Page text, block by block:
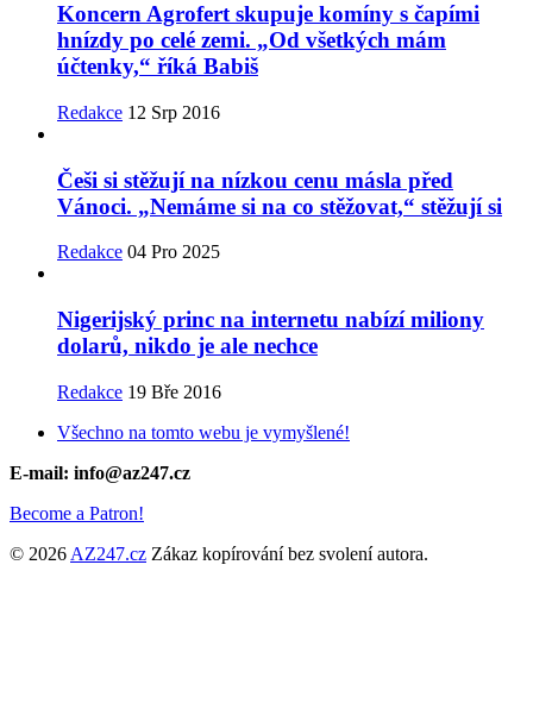
Koncern Agrofert skupuje komíny s čapími
hnízdy po celé zemi. „Od všetkých mám
účtenky,“ říká Babiš
Redakce 12 Srp 2016
Češi si stěžují na nízkou cenu másla před
Vánoci. „Nemáme si na co stěžovat,“ stěžují si
Redakce 04 Pro 2025
Nigerijský princ na internetu nabízí miliony
dolarů, nikdo je ale nechce
Redakce 19 Bře 2016
Všechno na tomto webu je vymyšlené!
E-mail: info@az247.cz
Become a Patron!
© 2026 AZ247.cz Zákaz kopírování bez svolení autora.